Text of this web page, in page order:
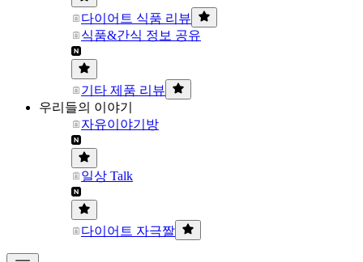
다이어트 식품 리뷰
식품&간식 정보 공유
기타 제품 리뷰
우리들의 이야기
자유이야기방
일상 Talk
다이어트 자극짤